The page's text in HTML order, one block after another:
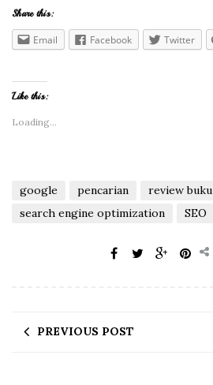
Share this:
Email Facebook Twitter
Like this:
Loading...
google pencarian review buku
search engine optimization
SEO
PREVIOUS POST